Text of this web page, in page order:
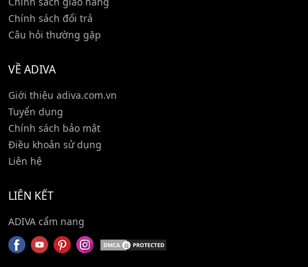
Chính sách đổi trả
Câu hỏi thường gặp
VỀ ADIVA
Giới thiệu adiva.com.vn
Tuyển dụng
Chính sách bảo mật
Điều khoản sử dụng
Liên hệ
LIÊN KẾT
ADIVA cẩm nang